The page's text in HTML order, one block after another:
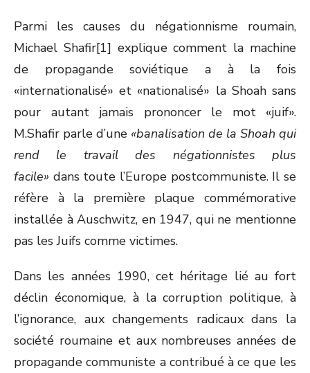
Parmi les causes du négationnisme roumain,
Michael Shafir[1] explique comment la machine
de propagande soviétique a à la fois
«internationalisé» et «nationalisé» la Shoah sans
pour autant jamais prononcer le mot «juif».
M.Shafir parle d’une «banalisation de la Shoah qui
rend le travail des négationnistes plus
facile» dans toute l’Europe postcommuniste. Il se
réfère à la première plaque commémorative
installée à Auschwitz, en 1947, qui ne mentionne
pas les Juifs comme victimes.
Dans les années 1990, cet héritage lié au fort
déclin économique, à la corruption politique, à
l’ignorance, aux changements radicaux dans la
société roumaine et aux nombreuses années de
propagande communiste a contribué à ce que les